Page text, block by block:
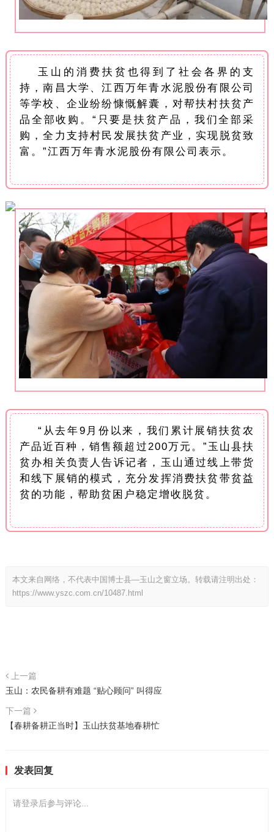
玉山的消费扶贫也得到了社会各界的支
持，南昌大学、江西万年青水泥股份有限公司
等学校、企业纷纷慷慨解囊，对帮扶村扶贫产
品全部收购。“只要是扶贫产品，我们全部采
购，全力支持村民发展扶贫产业，实现脱贫致
富。”江西万年青水泥股份有限公司表示。
“从去年9月份以来，我们累计展销扶贫农
产品近百种，销售额超过200万元。”玉山县扶
贫办相关负责人告诉记者，玉山通过线上带货
和线下展销的模式，充分发挥消费扶贫带贫益
贫的功能，帮助贫困户稳定增收脱贫。
本文来自网络，不代表中国博士县—玉山之窗立场。转载请注明出处：
https://www.yszc.com.cn/10487.html
上一篇
玉山：农民备耕有难题 “贴心顾问” 叫得应
下一篇
【春耕备耕正当时】玉山扶贫基地春耕忙
发表回复
请登录后参与评论...